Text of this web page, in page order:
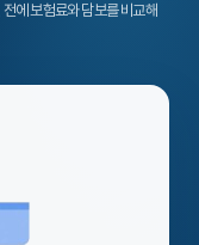
에 보험료와 담보를 비교해